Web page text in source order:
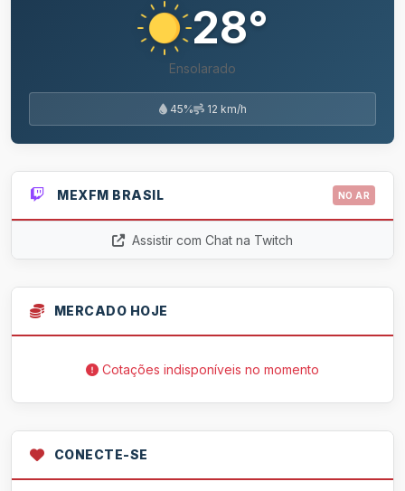
28°
Ensolarado
45% 12 km/h
MEXFM BRASIL NO AR
Assistir com Chat na Twitch
MERCADO HOJE
Cotações indisponíveis no momento
CONECTE-SE